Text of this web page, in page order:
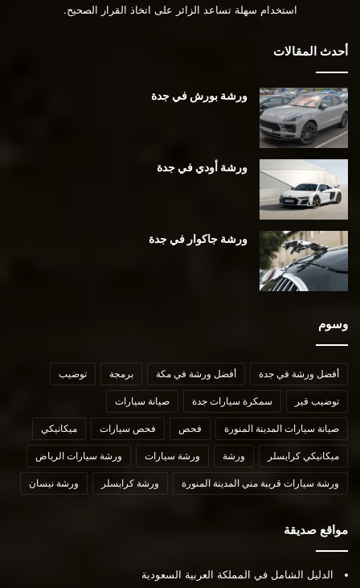
استخدام سهلة تساعد الزائر على اتخاذ القرار الصحيح.
أحدث المقالات
ورشة بورش في جدة
ورشة أودي في جدة
ورشة جاكوار في جدة
وسوم
أفضل ورشة في جدة أفضل ورشة في مكة برمجة توضيب
توضيب قير سمكرة سيارات جدة صيانة سيارات
صيانة سيارات المدينة المنورة فحص فحص سيارات ميكانيكي
ميكانيكي كرايسلر ورشة ورشة سيارات ورشة سيارات الرياض
ورشة سيارات قريبة مني المدينة المنورة ورشة كرايسلر ورشة نيسان
مواقع صديقة
الدليل الشامل في المملكة العربية السعودية